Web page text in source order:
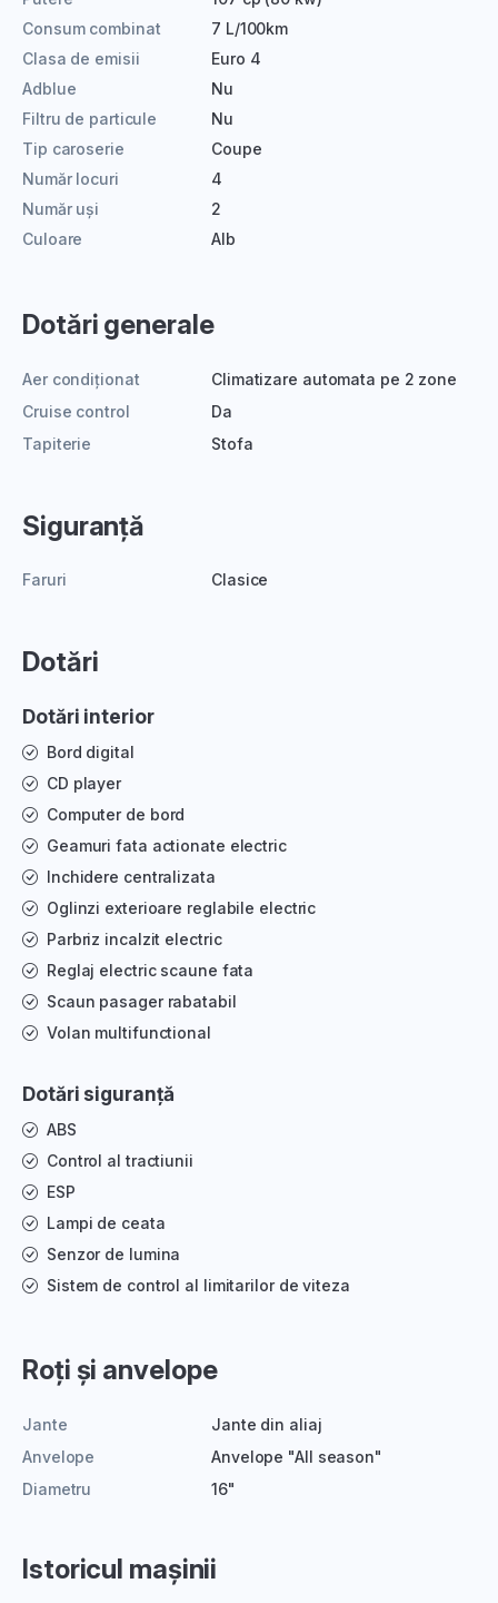
Consum combinat
7 L/100km
Clasa de emisii
Euro 4
Adblue
Nu
Filtru de particule
Nu
Tip caroserie
Coupe
Număr locuri
4
Număr uși
2
Culoare
Alb
Dotări generale
Aer condiționat
Climatizare automata pe 2 zone
Cruise control
Da
Tapiterie
Stofa
Siguranță
Faruri Clasice
Dotări
Dotări interior
Bord digital
CD player
Computer de bord
Geamuri fata actionate electric
Inchidere centralizata
Oglinzi exterioare reglabile electric
Parbriz incalzit electric
Reglaj electric scaune fata
Scaun pasager rabatabil
Volan multifunctional
Dotări siguranță
ABS
Control al tractiunii
ESP
Lampi de ceata
Senzor de lumina
Sistem de control al limitarilor de viteza
Roți și anvelope
Jante
Jante din aliaj
Anvelope
Anvelope "All season"
Diametru
16"
Istoricul mașinii